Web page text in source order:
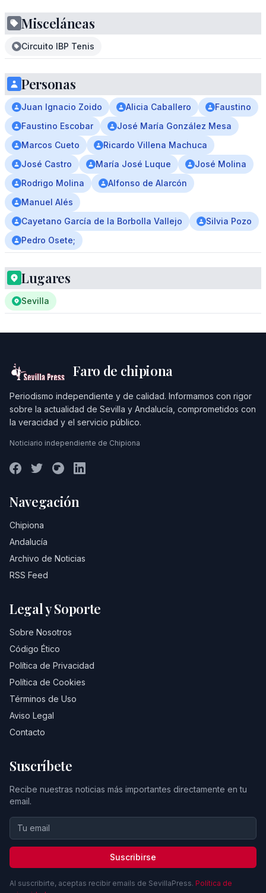
Misceláneas
Circuito IBP Tenis
Personas
Juan Ignacio Zoido Alicia Caballero
Faustino
Faustino Escobar
José María González Mesa
Marcos Cueto
Ricardo Villena Machuca
José Castro
María José Luque
José Molina
Rodrigo Molina
Alfonso de Alarcón
Manuel Alés
Cayetano García de la Borbolla Vallejo
Silvia Pozo
Pedro Osete;
Lugares
Sevilla
Faro de chipiona
Periodismo independiente y de calidad. Informamos con rigor
sobre la actualidad de Sevilla y Andalucía, comprometidos con
la veracidad y el servicio público.
Noticiario independiente de Chipiona
Navegación
Chipiona
Andalucía
Archivo de Noticias
RSS Feed
Legal y Soporte
Sobre Nosotros
Código Ético
Política de Privacidad
Política de Cookies
Términos de Uso
Aviso Legal
Contacto
Suscríbete
Recibe nuestras noticias más importantes directamente en tu
email.
Suscribirse
Al suscribirte, aceptas recibir emails de SevillaPress. Política de